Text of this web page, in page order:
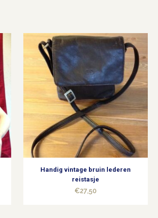
Handig vintage bruin lederen
reistasje
€27,50